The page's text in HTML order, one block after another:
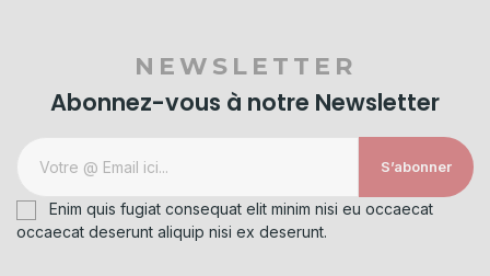
NEWSLETTER
Abonnez-vous à notre Newsletter
S’abonner
Enim quis fugiat consequat elit minim nisi eu occaecat
occaecat deserunt aliquip nisi ex deserunt.